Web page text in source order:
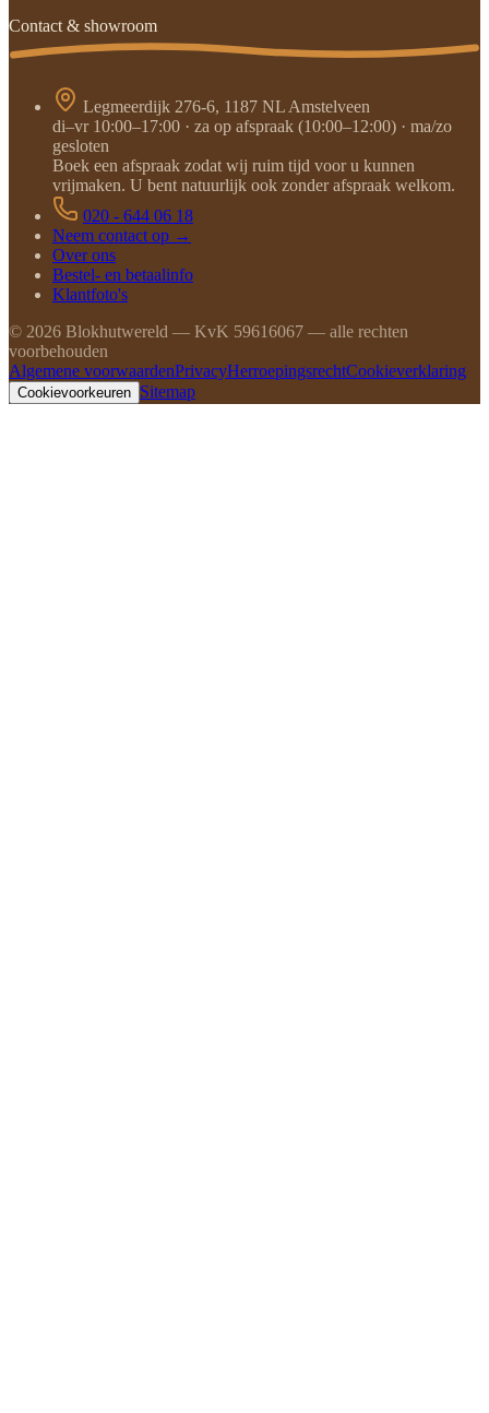
Contact & showroom
Legmeerdijk 276-6, 1187 NL Amstelveen
di–vr 10:00–17:00 · za op afspraak (10:00–12:00) · ma/zo
gesloten
Boek een afspraak zodat wij ruim tijd voor u kunnen
vrijmaken. U bent natuurlijk ook zonder afspraak welkom.
020 - 644 06 18
Neem contact op →
Over ons
Bestel- en betaalinfo
Klantfoto's
© 2026 Blokhutwereld — KvK 59616067 — alle rechten
voorbehouden
Algemene voorwaardenPrivacyHerroepingsrechtCookieverklaring
Cookievoorkeuren Sitemap